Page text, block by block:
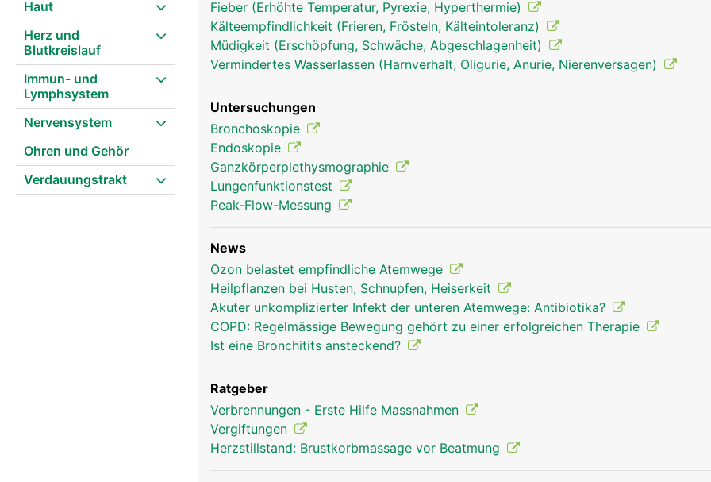
Haut
Herz und
Blutkreislauf
Immun- und
Lymphsystem
Nervensystem
Ohren und Gehör
Verdauungstrakt
Atemwege Frau
Fieber (Erhöhte Temperatur, Pyrexie, Hyperthermie)
Kälteempfindlichkeit (Frieren, Frösteln, Kälteintoleranz)
Müdigkeit (Erschöpfung, Schwäche, Abgeschlagenheit)
Vermindertes Wasserlassen (Harnverhalt, Oligurie, Anurie, Nierenversagen)
Untersuchungen
Bronchoskopie
Endoskopie
Ganzkörperplethysmographie
Lungenfunktionstest
Peak-Flow-Messung
News
Ozon belastet empfindliche Atemwege
Heilpflanzen bei Husten, Schnupfen, Heiserkeit
Akuter unkomplizierter Infekt der unteren Atemwege: Antibiotika?
COPD: Regelmässige Bewegung gehört zu einer erfolgreichen Therapie
Ist eine Bronchitits ansteckend?
Ratgeber
Verbrennungen - Erste Hilfe Massnahmen
Vergiftungen
Herzstillstand: Brustkorbmassage vor Beatmung